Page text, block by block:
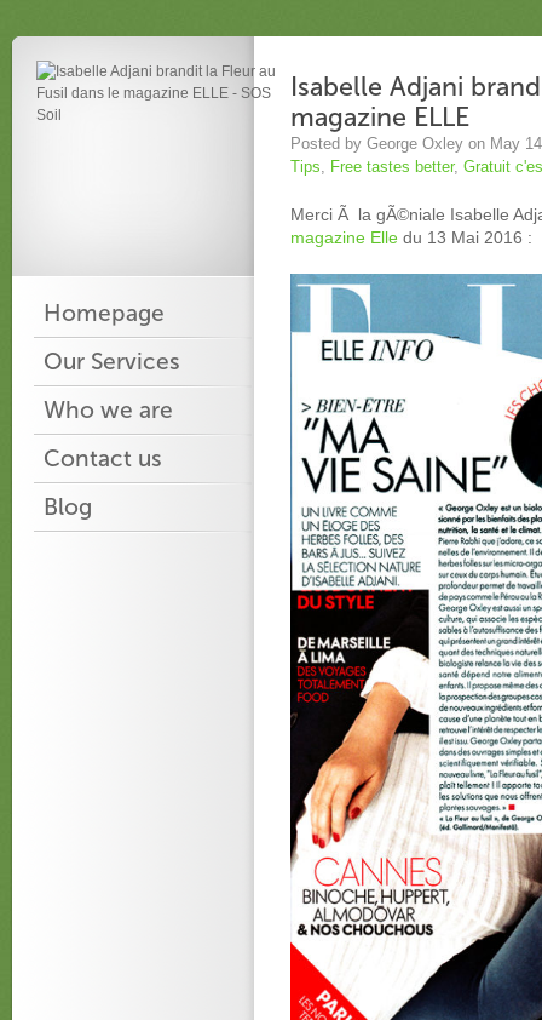
Homepage
Our Services
Who we are
Contact us
Blog
Isabelle Adjani
magazine ELLE
Posted by George Oxley on May
Tips, Free tastes better, Gratuit
Merci Ã la gÃ©niale Isabelle
magazine Elle du 13 Mai 2016 :